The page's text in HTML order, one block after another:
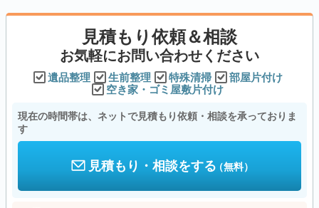
見積もり依頼＆相談
お気軽にお問い合わせください
遺品整理 生前整理 特殊清掃
部屋片付け
空き家・ゴミ屋敷片付け
現在の時間帯は、ネットで見積もり依頼・相談を承っておりま
す
見積もり・相談をする（無料）